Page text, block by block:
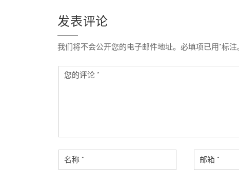
航
发表评论
我们将不会公开您的电子邮件地址。必填项已用*标注